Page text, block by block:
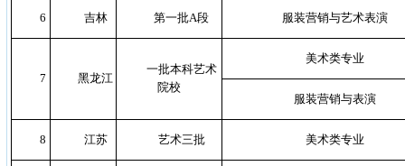
6 吉林 第一批A段 服装营销与艺术表演
7 黑龙江
一批本科艺术
院校
美术类专业
服装营销与表演
8 江苏 艺术三批 美术类专业